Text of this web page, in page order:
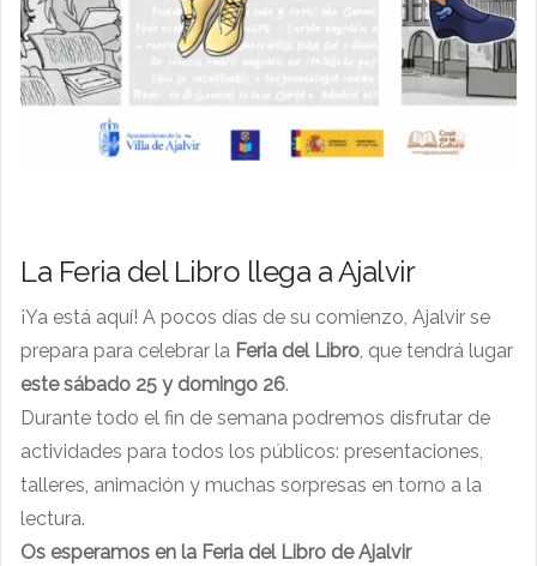
La Feria del Libro llega a Ajalvir
¡Ya está aquí! A pocos días de su comienzo, Ajalvir se
prepara para celebrar la Feria del Libro, que tendrá lugar
este sábado 25 y domingo 26.
Durante todo el fin de semana podremos disfrutar de
actividades para todos los públicos: presentaciones,
talleres, animación y muchas sorpresas en torno a la
lectura.
Os esperamos en la Feria del Libro de Ajalvir